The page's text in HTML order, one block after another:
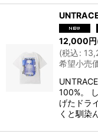
12,000 円
(税込:
希望小売
100%。
げたドラ
くと馴染